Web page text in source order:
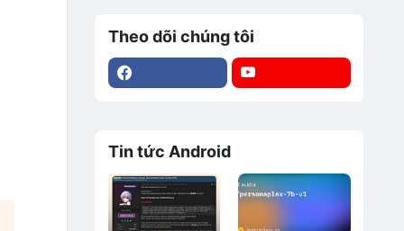
Theo dõi chúng tôi
Tin tức Android